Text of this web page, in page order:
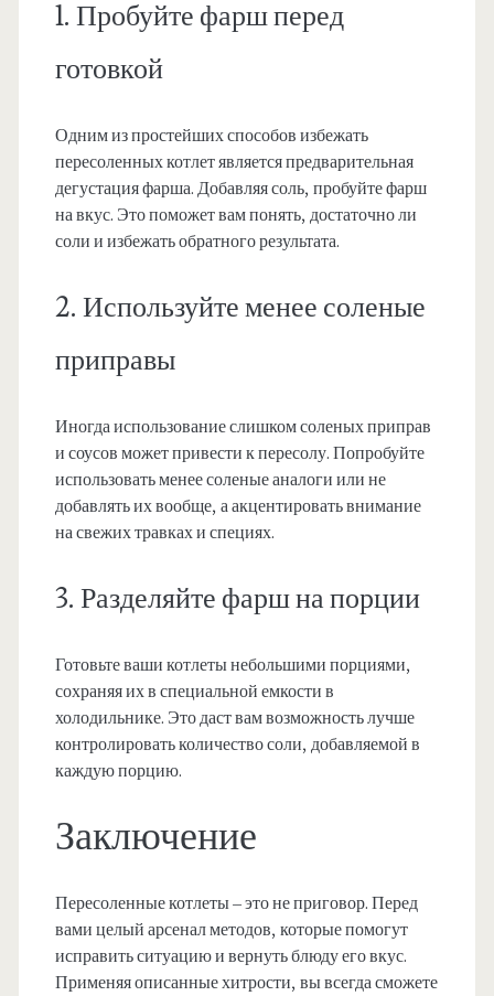
1. Пробуйте фарш перед
готовкой
Одним из простейших способов избежать
пересоленных котлет является предварительная
дегустация фарша. Добавляя соль, пробуйте фарш
на вкус. Это поможет вам понять, достаточно ли
соли и избежать обратного результата.
2. Используйте менее соленые
приправы
Иногда использование слишком соленых приправ
и соусов может привести к пересолу. Попробуйте
использовать менее соленые аналоги или не
добавлять их вообще, а акцентировать внимание
на свежих травках и специях.
3. Разделяйте фарш на порции
Готовьте ваши котлеты небольшими порциями,
сохраняя их в специальной емкости в
холодильнике. Это даст вам возможность лучше
контролировать количество соли, добавляемой в
каждую порцию.
Заключение
Пересоленные котлеты – это не приговор. Перед
вами целый арсенал методов, которые помогут
исправить ситуацию и вернуть блюду его вкус.
Применяя описанные хитрости, вы всегда сможете